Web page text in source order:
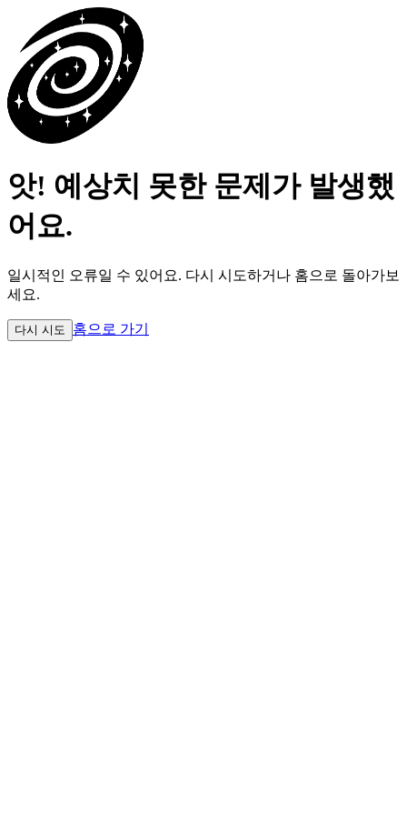
앗! 예상치 못한 문제가 발생했
어요.
일시적인 오류일 수 있어요. 다시 시도하거나 홈으로 돌아가보
세요.
다시 시도 홈으로 가기